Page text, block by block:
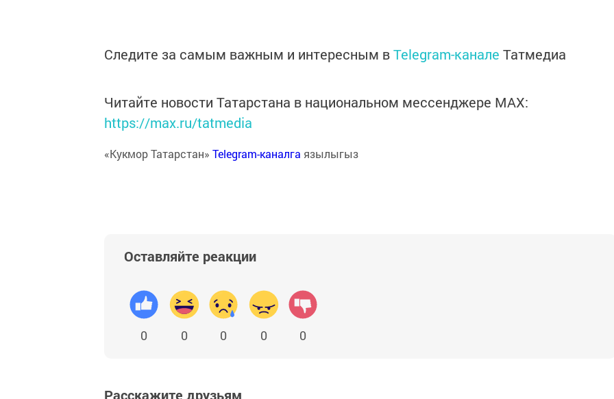
Следите за самым важным и интересным вTelegram-канале Татмедиа
Читайте новости Татарстана в национальном мессенджере MАХ:
https://max.ru/tatmedia
«Кукмор Татарстан» Telegram-каналга язылыгыз
Оставляйте реакции
0 0 0 0 0
Расскажите друзьям